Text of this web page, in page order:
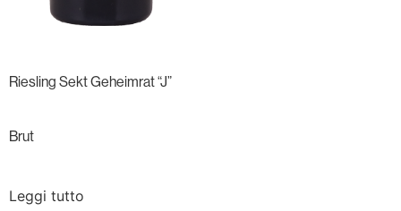
Riesling Sekt Geheimrat “J”
Brut
Leggi tutto